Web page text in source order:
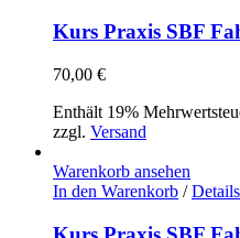
Kurs Praxis SBF
70,00 €
Enthält 19%
zzgl. Versand
Warenkorb ansehen
In den Warenkorb / Details